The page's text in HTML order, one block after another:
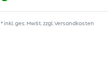
* inkl. ges. MwSt. zzgl.Versandkosten